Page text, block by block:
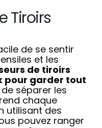
Tiroirs
de se sentir
et les
de tiroirs
pour garder tout
séparer les
chaque
utilisant des
pouvez ranger